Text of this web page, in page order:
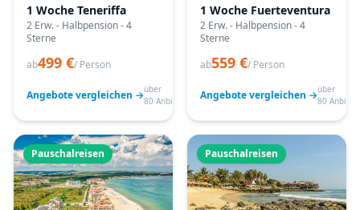
1 Woche Teneriffa
2 Erw. - Halbpension - 4
Sterne
ab499 €/ Person
Angebote vergleichen →über
80 Anbieter
1 Woche Fuerteventura
2 Erw. - Halbpension - 4
Sterne
ab559 €/ Person
Angebote vergleichen →über
80
Pauschalreisen Pauschalreisen